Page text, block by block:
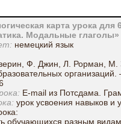
карта урока
Модальные глаголы»
немецкий язык
Ф. Джин, Л. Рорман, М.
Е-mail из Потсдама.
урок усвоения навыков и
обучающихся разным видам